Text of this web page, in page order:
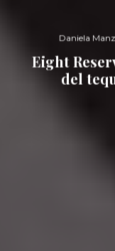
Daniela
Eight
del